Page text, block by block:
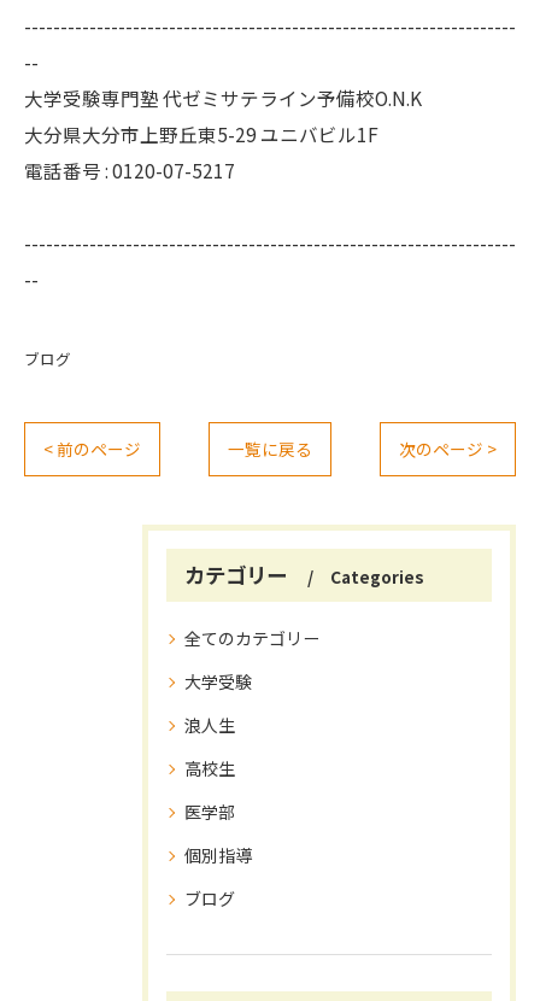
--------------------------------------------------------------------
--
大学受験専門塾 代ゼミサテライン予備校O.N.K
大分県大分市上野丘東5-29 ユニバビル1F
電話番号 : 0120-07-5217
--------------------------------------------------------------------
--
ブログ
< 前のページ 一覧に戻る 次のページ >
カテゴリー Categories
全てのカテゴリー
大学受験
浪人生
高校生
医学部
個別指導
ブログ